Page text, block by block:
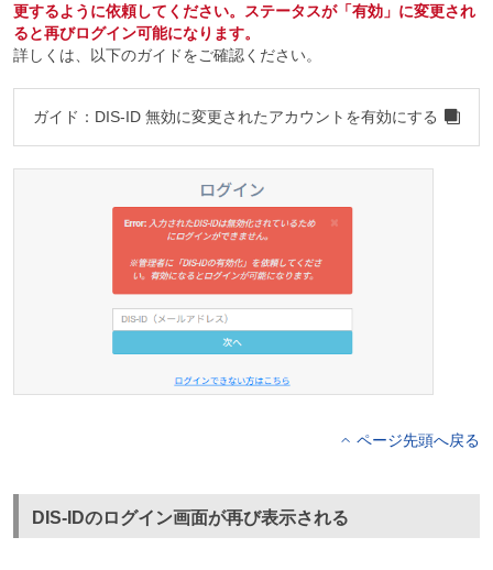
更するように依頼してください。ステータスが「有効」に変更され
ると再びログイン可能になります。
詳しくは、以下のガイドをご確認ください。
ガイド：DIS-ID 無効に変更されたアカウントを有効にする
ページ先頭へ戻る
DIS-IDのログイン画面が再び表示される